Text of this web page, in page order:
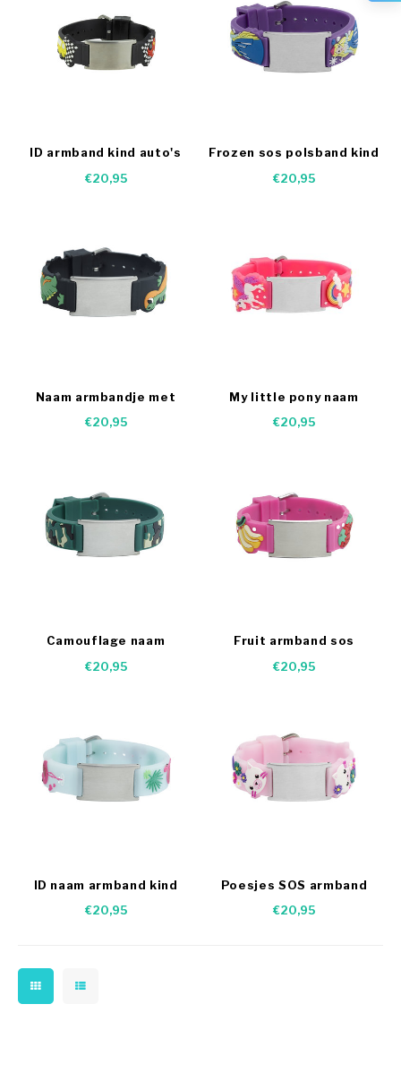
ID armband kind auto's
€20,95
Frozen sos polsband kind
€20,95
Naam armbandje met
€20,95
My little pony naam
€20,95
Camouflage naam
€20,95
Fruit armband sos
€20,95
ID naam armband kind
€20,95
Poesjes SOS armband
€20,95